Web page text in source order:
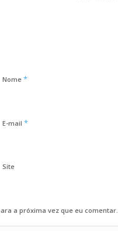
Nome*
E-mail*
Site
a próxima vez que eu comentar.